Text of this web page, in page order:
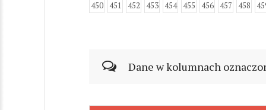
450 451 452 453 454 455 456 457 458
Dane w kolumnach